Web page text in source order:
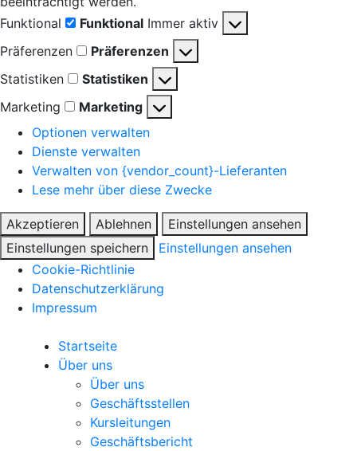
Funktional
Funktional Immer aktiv
Präferenzen
Präferenzen
Statistiken
Statistiken
Marketing
Marketing
Optionen verwalten
Dienste verwalten
Verwalten von {vendor_count}-Lieferanten
Lese mehr über diese Zwecke
Akzeptieren Ablehnen
Einstellungen ansehen
Einstellungen speichern
Einstellungen ansehen
Cookie-Richtlinie
Datenschutzerklärung
Impressum
Startseite
Über uns
Über uns
Geschäftsstellen
Kursleitungen
Geschäftsbericht